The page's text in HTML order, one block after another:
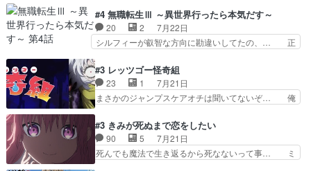
OVAならアリかな。ICT… 冒頭のアクションから
釘付けだった。皆人形… ひとつの単体の作品とし
ては悪くないと思い…
堂さんが女性だってことみんな知らなか… 姫子さ
んと三岳さんがラストに姫子さんのお… 初めて夜
のコンビニに行った隼人と姫子は偶… こういう学
園物のラブコメ元々好きだから設… にしても妹は
久」役で出演してまーす！み… 隼人の家庭は隼人
に家事の負担がかかってい… 三岳さんが隼人にと
って妹扱い止まりそうな…
#4 無職転生Ⅲ ～異世界行ったら本気だす～
20 2
7月22日
シルフィーが叡智な方向に勘違いしてたの、… 正
ンダイチャンネルで視聴。リーリャさん… なんか
腹立つなぁルーデウスめ…これでエリ… トレント
は後に何らかの際に活躍するんやろ… アイシ
ャ、、、なんと末恐ろしい妹なんだ！… ルーデウ
しゃあない。狂犬かくましいつ来… 本作はぬるい
ハーレムではなく、真面目に一… エリスはしばら
くEDだけやね。アイシャ、…
#3 レッツゴー怪奇組
23 1
7月21日
まさかのジャンプスケアオチは聞いてないぞ… 俺
ャ子の従姉妹シュラ子登場。主人公眼福… 跡目争
いの新キャラ登場で、今回はシュール… めちゃ子
のいとこかわいい今回主人公の驚き… メチャ子を
くしゃみと鼻水が止まらなくなる… お父さんに押
#3 きみが死ぬまで恋をしたい
90 5
7月21日
死んでも魔法で生き返るから死なないって事… ミ